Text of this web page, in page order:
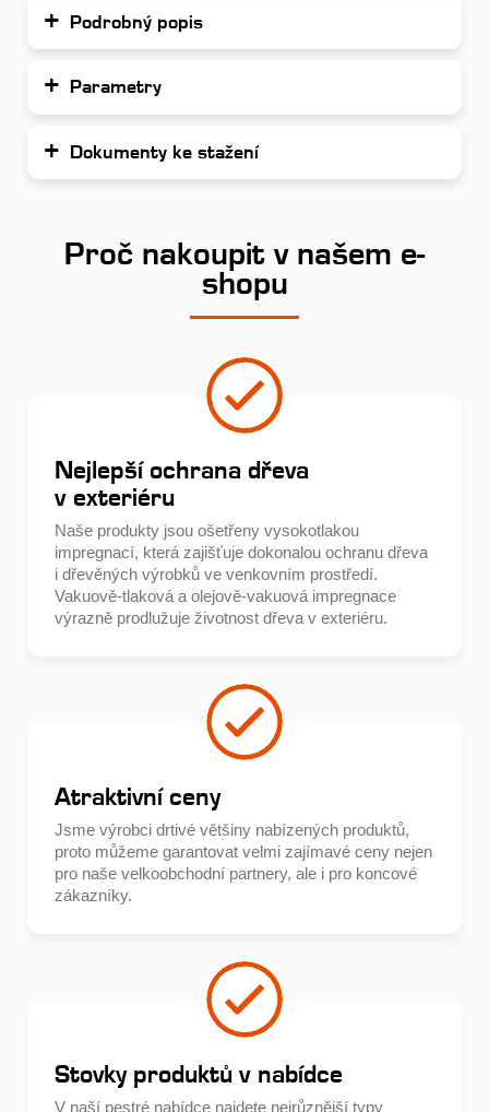
Podrobný popis
Parametry
Dokumenty ke stažení
Proč nakoupit v našem e-
shopu
Nejlepší ochrana dřeva
v exteriéru
Naše produkty jsou ošetřeny vysokotlakou
impregnací, která zajišťuje dokonalou ochranu dřeva
i dřevěných výrobků ve venkovním prostředí.
Vakuově-tlaková a olejově-vakuová impregnace
výrazně prodlužuje životnost dřeva v exteriéru.
Atraktivní ceny
Jsme výrobci drtivé většiny nabízených produktů,
proto můžeme garantovat velmi zajímavé ceny nejen
pro naše velkoobchodní partnery, ale i pro koncové
zákazníky.
Stovky produktů v nabídce
V naší pestré nabídce najdete nejrůznější typy